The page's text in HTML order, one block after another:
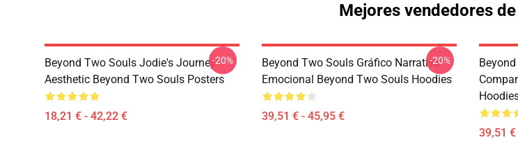
Mejores vendedores
Beyond Two Souls Jodie's Journey
Aesthetic Beyond Two Souls Posters
18,21 € - 42,22 €
-20%
Beyond Two Souls Gráfico Narrativo
Emocional Beyond Two Souls Hoodies
39,51 € - 45,95 €
-20%
39,51